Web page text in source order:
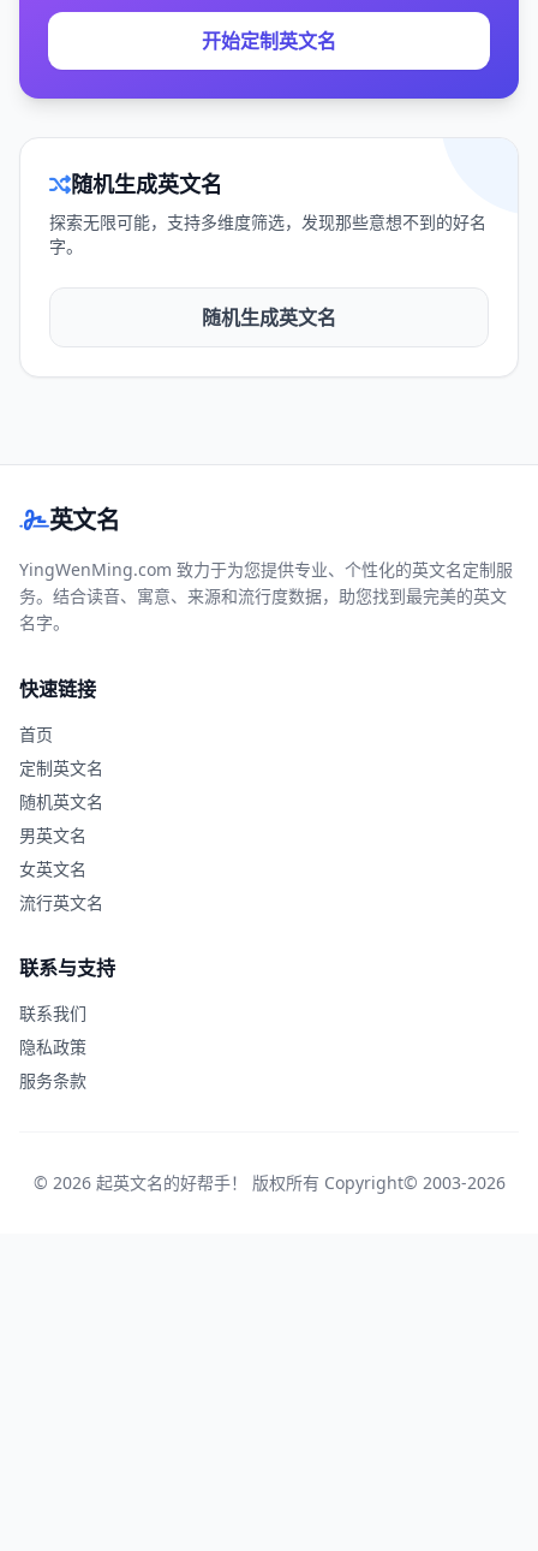
开始定制英文名
随机生成英文名
探索无限可能，支持多维度筛选，发现那些意想不到的好名
字。
随机生成英文名
英文名
YingWenMing.com 致力于为您提供专业、个性化的英文名定制服
务。结合读音、寓意、来源和流行度数据，助您找到最完美的英文
名字。
快速链接
首页
定制英文名
随机英文名
男英文名
女英文名
流行英文名
联系与支持
联系我们
隐私政策
服务条款
© 2026 起英文名的好帮手！ 版权所有 Copyright© 2003-2026